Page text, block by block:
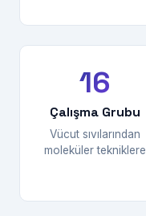
16
Çalışma Grubu
Vücut sıvılarından
moleküler tekniklere